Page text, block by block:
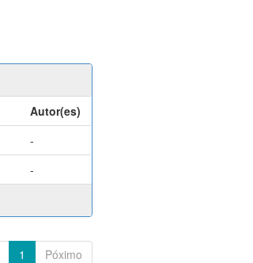
Autor(es)
-
-
1 Póximo